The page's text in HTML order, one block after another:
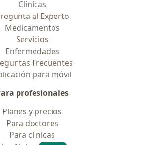
Clínicas
al Experto
Medicamentos
Servicios
Enfermedades
Frecuentes
para móvil
profesionales
Planes y precios
Para doctores
Para clinicas